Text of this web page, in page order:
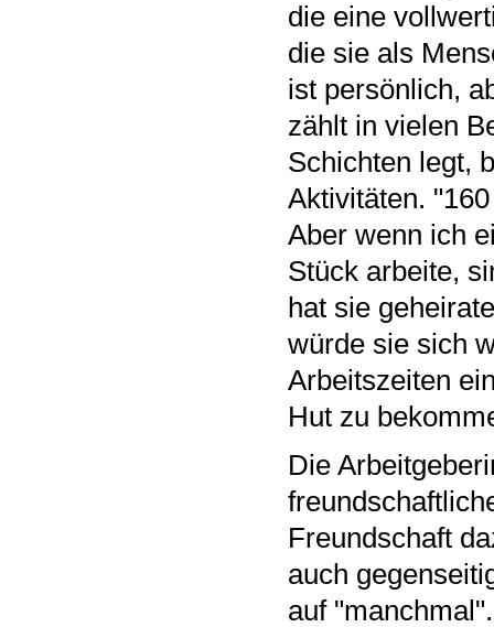
die eine
die sie als
ist persönlich,
zählt in vielen
Schichten legt,
Aktivitäten.
Aber wenn ich
Stück arbeite,
hat sie
würde sie sich
Arbeitszeiten
Hut zu
Die
Freundschaft
auch
auf